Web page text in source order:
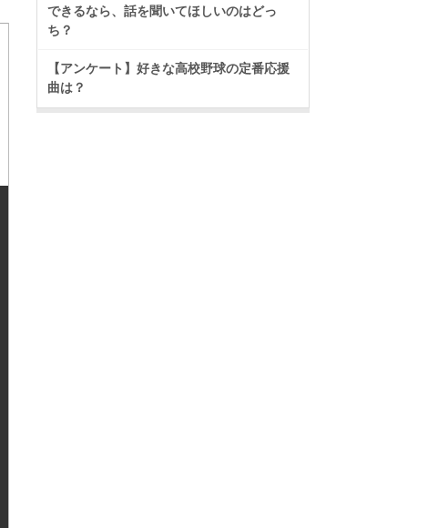
できるなら、話を聞いてほしいのはどっ
ち？
【アンケート】好きな高校野球の定番応援
曲は？